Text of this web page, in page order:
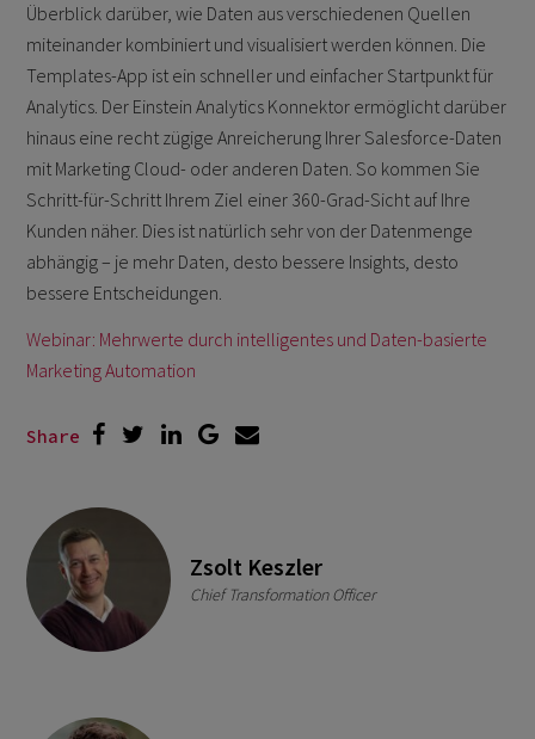
Überblick darüber, wie Daten aus verschiedenen Quellen
miteinander kombiniert und visualisiert werden können. Die
Templates-App ist ein schneller und einfacher Startpunkt für
Analytics. Der Einstein Analytics Konnektor ermöglicht darüber
hinaus eine recht zügige Anreicherung Ihrer Salesforce-Daten
mit Marketing Cloud- oder anderen Daten. So kommen Sie
Schritt-für-Schritt Ihrem Ziel einer 360-Grad-Sicht auf Ihre
Kunden näher. Dies ist natürlich sehr von der Datenmenge
abhängig – je mehr Daten, desto bessere Insights, desto
bessere Entscheidungen.
Webinar: Mehrwerte durch intelligentes und Daten-basierte
Marketing Automation
Share
Zsolt Keszler
Chief Transformation Officer